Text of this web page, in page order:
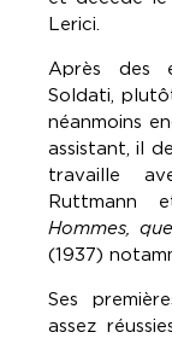
Lerici.
Après des
Soldati,
néanmoins
assistant, il
travaille
Ruttmann
Hommes,
(1937)
Ses
assez